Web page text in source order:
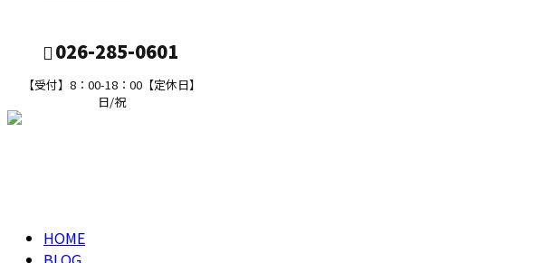
026-285-0601
【受付】8：00-18：00【定休日】
日/祝
HOME